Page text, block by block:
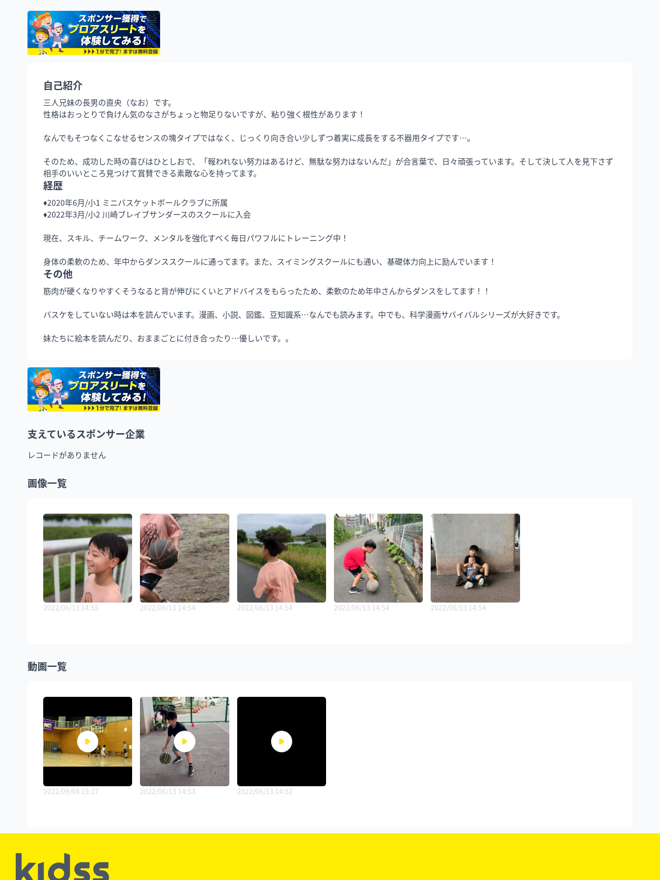
自己紹介
三人兄妹の長男の直央（なお）です。
性格はおっとりで負けん気のなさがちょっと物足りないですが、粘り強く根性があります！
なんでもそつなくこなせるセンスの塊タイプではなく、じっくり向き合い少しずつ着実に成長をする不器用タイプです…。
そのため、成功した時の喜びはひとしおで、「報われない努力はあるけど、無駄な努力はないんだ」が合言葉で、日々頑張っています。そして決して人を見下さず
相手のいいところ見つけて賞賛できる素敵な心を持ってます。
経歴
♦︎2020年6月/小1 ミニバスケットボールクラブに所属
♦︎2022年3月/小2 川崎ブレイブサンダースのスクールに入会
現在、スキル、チームワーク、メンタルを強化すべく毎日パワフルにトレーニング中！
その他
筋肉が硬くなりやすくそうなると背が伸びにくいとアドバイスをもらったため、柔軟のため年中さんからダンスをしてます！！
バスケをしていない時は本を読んでいます。漫画、小説、図鑑、豆知識系…なんでも読みます。中でも、科学漫画サバイバルシリーズが大好きです。
妹たちに絵本を読んだり、おままごとに付き合ったり…優しいです。。
支えているスポンサー企業
レコードがありません
画像一覧
2022/06/13 14:55 2022/06/13 14:54 2022/06/13 14:54 2022/06/13 14:54 2022/06/13 14:54
動画一覧
2022/09/04 15:27 2022/06/13 14:53 2022/06/13 14:52